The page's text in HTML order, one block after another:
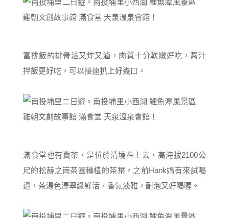
富排飯的排骨滷又炸又滷，肉質十分軟嫩好吃，醬汁
拌飯更好吃，可以接連扒上好幾口。
滿食堂也有賣茶，是位於清境在上去，高海拔2100公
尺的松赫之崗茶園種植的茶葉，之前Hank媽有來試喝
過，茶湯色澤翠綠鮮活、香氣淡雅，耐泡又好喝喔。